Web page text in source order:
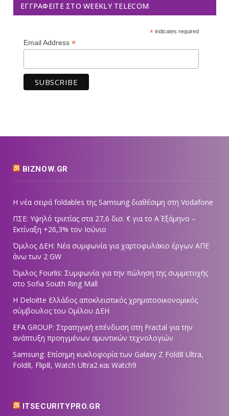
ΕΓΓΡΑΦΕΊΤΕ ΣΤΟ WEEKLY TELECOM
*indicates required
Email Address *
BIZNOW.GR
Η νέα σειρά foldables της Samsung διαθέσιμη στη Vodafone
ΠΣΕ: Υψηλό τριετίας στα 27,6 δισ. € για το Α΄ Εξάμηνο –
Εκτίναξη +26,3% τον Ιούνιο
Όμιλος ΔΕΗ: Νέα συμφωνία για χαρτοφυλάκιο έργων ΑΠΕ
άνω των 2 GW
Όμιλος Fourlis: Συμφωνία για την πώληση της συμμετοχής
στο Sofia South Ring Mall
Η Deloitte Ελλάδος αποκλειστικός χρηματοοικονομικός
σύμβουλος του Ομίλου ΔΕΗ
EFA GROUP: Στρατηγική επένδυση στη Fractal για την
ανάπτυξη προηγμένων αμυντικών τεχνολογιών
Samsung: Επίσημη κυκλοφορία των Galaxy Z Fold8 Ultra,
Fold8, Flip8, Watch Ultra2 και Watch9
ITSECURITYPRO.GR